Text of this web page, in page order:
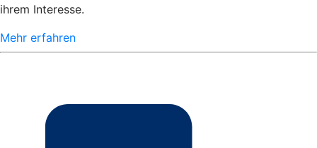
ihrem Interesse.
Mehr erfahren